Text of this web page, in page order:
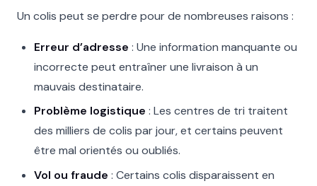
Un colis peut se perdre pour de nombreuses raisons :
Erreur d’adresse : Une information manquante ou
incorrecte peut entraîner une livraison à un
mauvais destinataire.
Problème logistique : Les centres de tri traitent
des milliers de colis par jour, et certains peuvent
être mal orientés ou oubliés.
Vol ou fraude : Certains colis disparaissent en